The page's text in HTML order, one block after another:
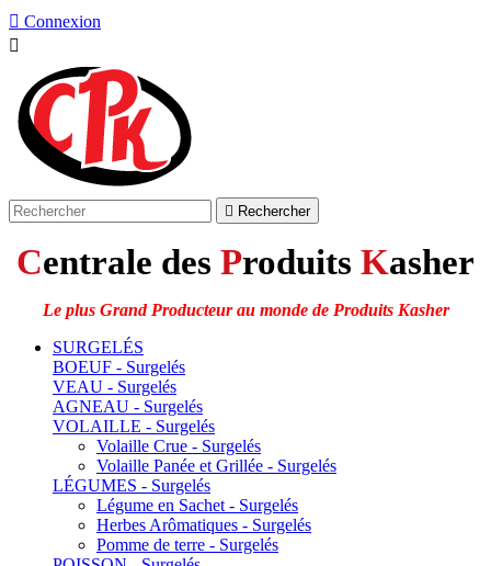
 Connexion

 Rechercher
Centrale des Produits Kasher
Le plus Grand Producteur au monde de Produits Kasher
SURGELÉS
BOEUF - Surgelés
VEAU - Surgelés
AGNEAU - Surgelés
VOLAILLE - Surgelés
Volaille Crue - Surgelés
Volaille Panée et Grillée - Surgelés
LÉGUMES - Surgelés
Légume en Sachet - Surgelés
Herbes Arômatiques - Surgelés
Pomme de terre - Surgelés